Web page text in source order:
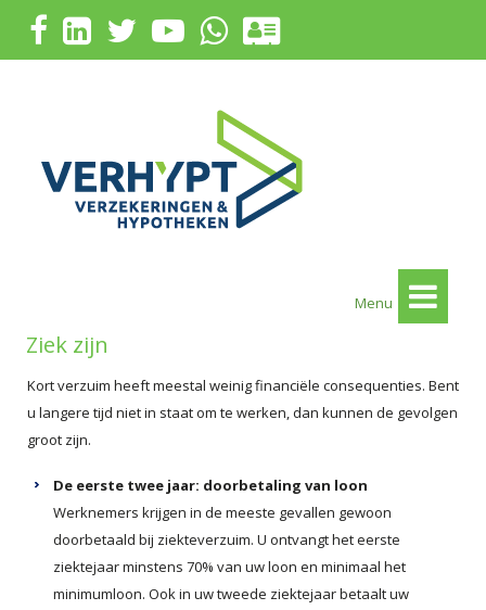
Menu
Ziek zijn
Kort verzuim heeft meestal weinig financiële consequenties. Bent
u langere tijd niet in staat om te werken, dan kunnen de gevolgen
groot zijn.
De eerste twee jaar: doorbetaling van loon
Werknemers krijgen in de meeste gevallen gewoon
doorbetaald bij ziekteverzuim. U ontvangt het eerste
ziektejaar minstens 70% van uw loon en minimaal het
minimumloon. Ook in uw tweede ziektejaar betaalt uw